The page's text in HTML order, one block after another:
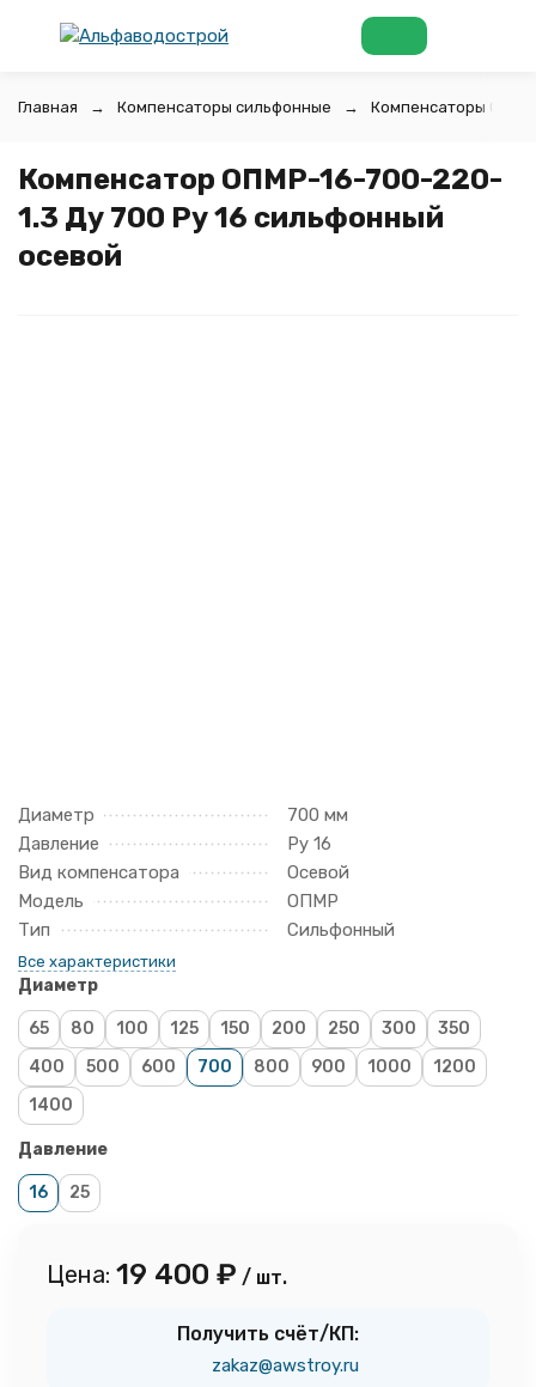
Главная Компенсаторы сильфонные Компенсаторы ОПМР
Компенсатор ОПМР-16-700-220-
1.3 Ду 700 Ру 16 сильфонный
осевой
Диаметр
700 мм
Давление
Ру 16
Вид компенсатора
Осевой
Модель
ОПМР
Тип
Сильфонный
Все характеристики
Диаметр
65 80 100 125 150 200 250 300
350
400
500 600 700 800 900 1000
1200
1400
Давление
16 25
Цена: 19 400 ₽ / шт.
Получить счёт/КП:
zakaz@awstroy.ru